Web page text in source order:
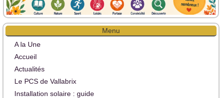
Menu
A la Une
Accueil
Actualités
Le PCS de Vallabrix
Installation solaire : guide